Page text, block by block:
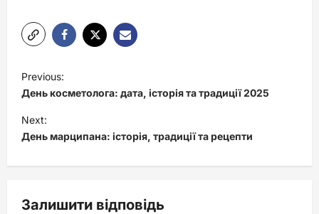
o
s
t
v
Previous:
День косметолога: дата, історія та традиції 2025
Next:
День марципана: історія, традиції та рецепти
Залишити відповідь